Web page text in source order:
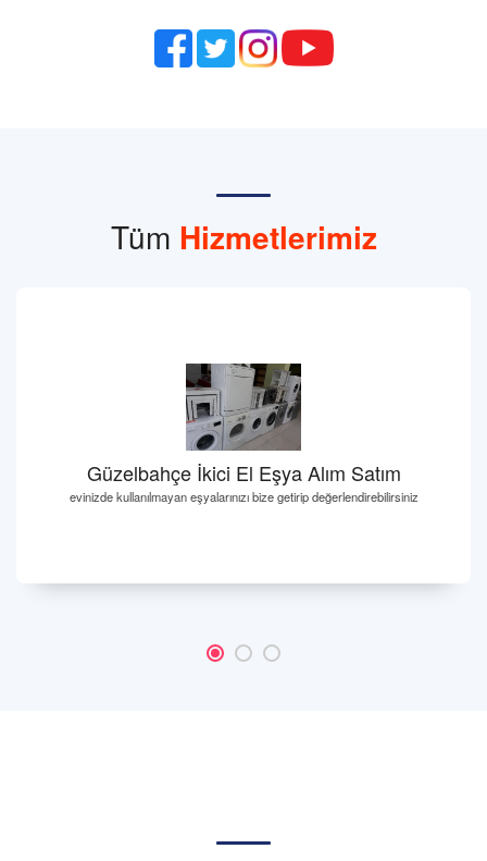
Tüm Hizmetlerimiz
Güzelbahçe İkici El Eşya Alım Satım
evinizde kullanılmayan eşyalarınızı bize getirip değerlendirebilirsiniz